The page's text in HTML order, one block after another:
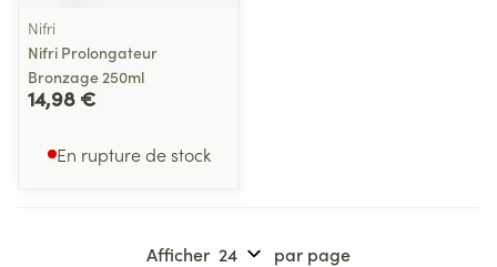
Nifri
Nifri Prolongateur
Bronzage 250ml
14,98 €
En rupture de stock
Afficher par page